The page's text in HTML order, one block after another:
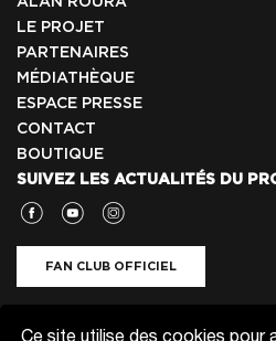
LE PROJET
PARTENAIRES
MÉDIATHÈQUE
ESPACE PRESSE
CONTACT
BOUTIQUE
SUIVEZ LES ACTUALITÉS DU
FAN CLUB OFFICIEL